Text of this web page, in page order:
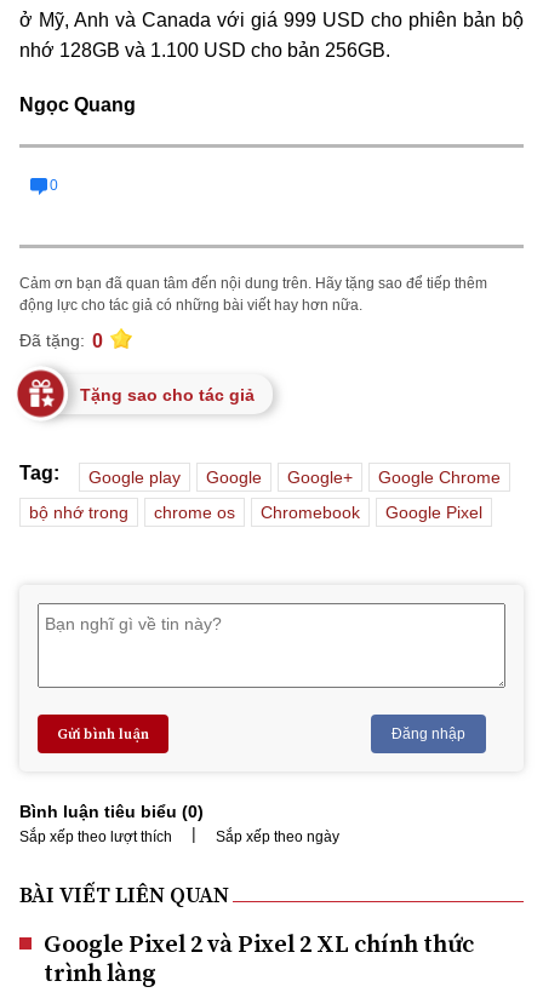
ở Mỹ, Anh và Canada với giá 999 USD cho phiên bản bộ
nhớ 128GB và 1.100 USD cho bản 256GB.
Ngọc Quang
0
Cảm ơn bạn đã quan tâm đến nội dung trên. Hãy tặng sao để tiếp thêm
động lực cho tác giả có những bài viết hay hơn nữa.
Đã tặng: 0
Tặng sao cho tác giả
Tag: Google play Google Google+
Google Chrome
bộ nhớ trong
chrome os Chromebook Google Pixel
Gửi bình luận Đăng nhập
Bình luận tiêu biểu (0)
Sắp xếp theo lượt thích | Sắp xếp theo ngày
BÀI VIẾT LIÊN QUAN
Google Pixel 2 và Pixel 2 XL chính thức
trình làng